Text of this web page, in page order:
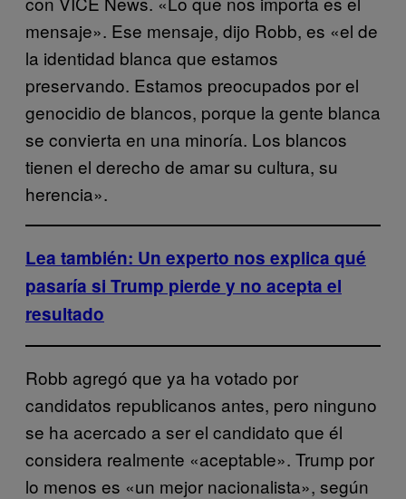
mensaje». Ese mensaje, dijo Robb, es «el de
la identidad blanca que estamos
preservando. Estamos preocupados por el
genocidio de blancos, porque la gente blanca
se convierta en una minoría. Los blancos
tienen el derecho de amar su cultura, su
herencia».
Lea también: Un experto nos explica qué
pasaría si Trump pierde y no acepta el
resultado
Robb agregó que ya ha votado por
candidatos republicanos antes, pero ninguno
se ha acercado a ser el candidato que él
considera realmente «aceptable». Trump por
lo menos es «un mejor nacionalista», según